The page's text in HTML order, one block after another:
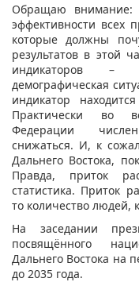
Обращаю внимание:
эффективности всех
которые должны
результатов в этой
индикаторов –
демографическая
индикатор
Практически во
Федерации
снижаться. И, к
Дальнего Востока,
Правда, приток
статистика. Приток
то количество людей,
На заседании
посвящённого
Дальнего Востока на
до 2035 года.